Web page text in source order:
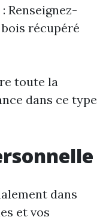
Renseignez-
récupéré
toute la
dans ce type
dans
et vos